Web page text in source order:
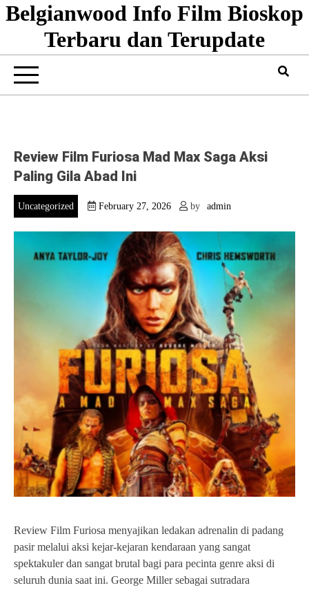
Skip
toBelgianwood Info Film Bioskop
Terbaru dan Terupdate
Review Film Furiosa Mad Max Saga Aksi
Paling Gila Abad Ini
Uncategorized February 27, 2026 by admin
Review Film Furiosa menyajikan ledakan adrenalin di padang
pasir melalui aksi kejar-kejaran kendaraan yang sangat
spektakuler dan sangat brutal bagi para pecinta genre aksi di
seluruh dunia saat ini. George Miller sebagai sutradara